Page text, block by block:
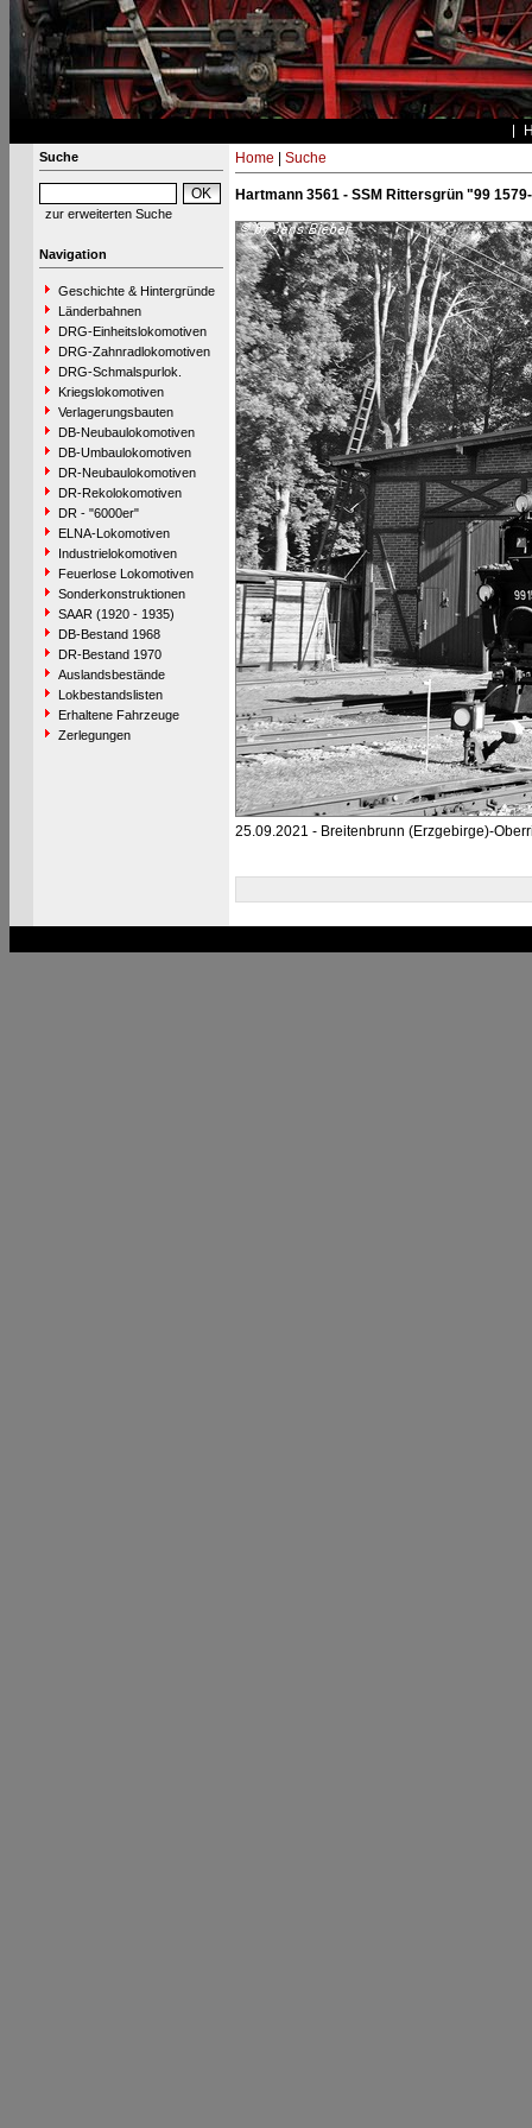
Suche
zur erweiterten Suche
Navigation
Geschichte & Hintergründe
Länderbahnen
DRG-Einheitslokomotiven
DRG-Zahnradlokomotiven
DRG-Schmalspurlok.
Kriegslokomotiven
Verlagerungsbauten
DB-Neubaulokomotiven
DB-Umbaulokomotiven
DR-Neubaulokomotiven
DR-Rekolokomotiven
DR - "6000er"
ELNA-Lokomotiven
Industrielokomotiven
Feuerlose Lokomotiven
Sonderkonstruktionen
SAAR (1920 - 1935)
DB-Bestand 1968
DR-Bestand 1970
Auslandsbestände
Lokbestandslisten
Erhaltene Fahrzeuge
Zerlegungen
Home Suche
Hartmann 3561 - SSM Rittersgrün "99
25.09.2021 - Breitenbrunn (Erzgebirge)-